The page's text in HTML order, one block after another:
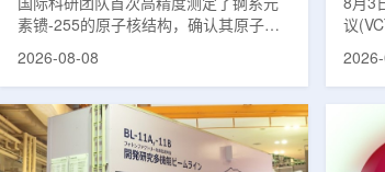
提供新线索
国际科研团队首次高精度测定了锕系元
素镄-255的原子核结构，确认其原子核
美因茨约翰内斯·古腾堡大学、亥姆霍兹
美因茨研究所、瑞典哥德堡大学等18家
机构合作完成。研究结果不仅修正了以
往标准数据表中部分不合理的核性质数
2026-08-08
南
8月3
议
南、
罗斯
区的
题覆